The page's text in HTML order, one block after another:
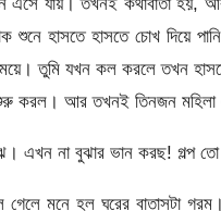
শুনে হাসতে হাসতে চোখ দিয়ে
তুমি যখন কল করলে তখন
করল। আর তখনই তিনজন মহিলা
এখন না বুঝার ভান করছ! গল্প তো
গেলে মনে হল ঘরের বাতাসটা